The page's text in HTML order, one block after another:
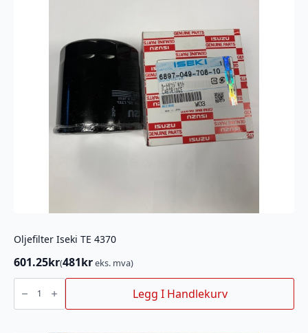
Oljefilter Iseki TE 4370
601.25kr(481kreks. mva)
Oljefilter
TE
4370
Legg I Handlekurv